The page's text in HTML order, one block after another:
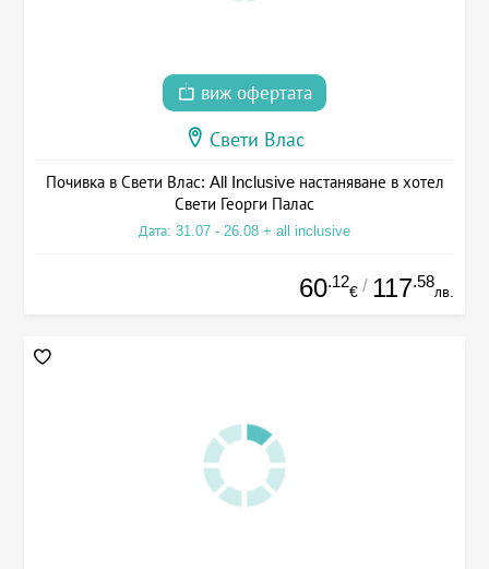
виж офертата
Свети Влас
Почивка в Свети Влас: All Inclusive настаняване в хотел
Свети Георги Палас
Дата: 31.07 - 26.08 + all inclusive
60.12
€ / 117.58
лв.